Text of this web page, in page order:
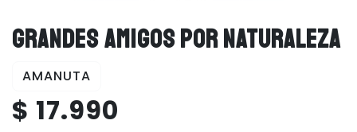
GRANDES AMIGOS POR NATURALEZA
AMANUTA
$ 17.990